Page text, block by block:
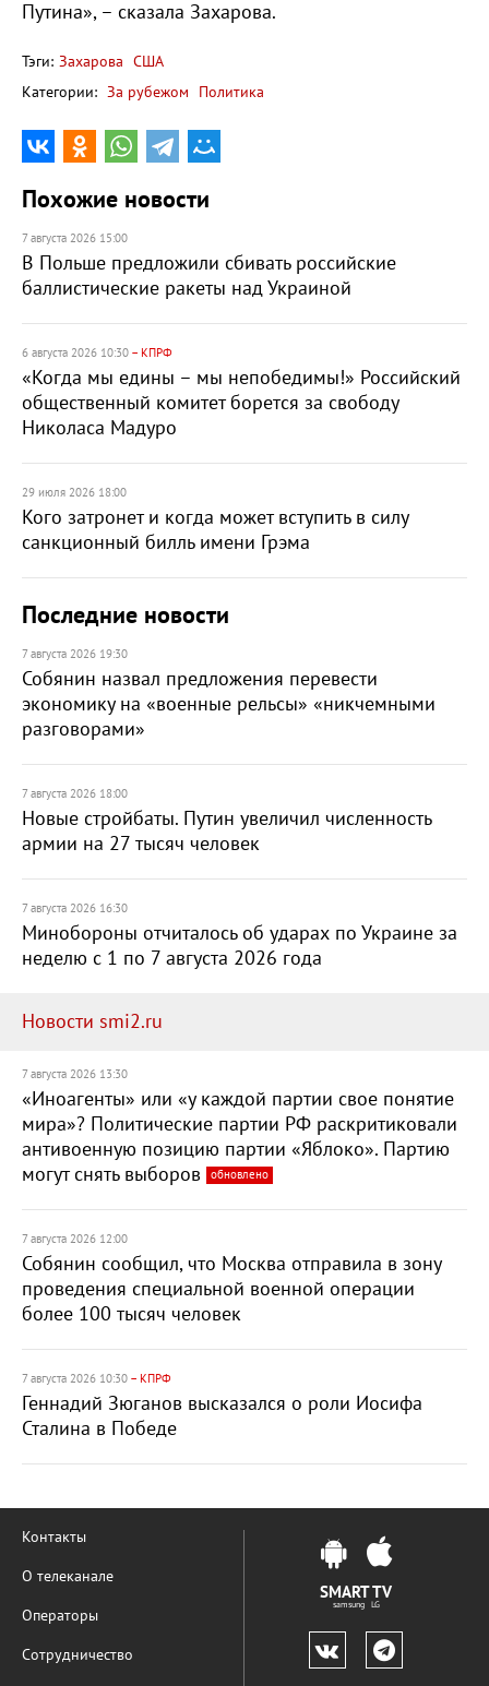
Путина», – сказала Захарова.
Тэги: Захарова США
Категории: За рубежом Политика
Похожие новости
7 августа 2026 15:00
В Польше предложили сбивать российские
баллистические ракеты над Украиной
6 августа 2026 10:30 – КПРФ
«Когда мы едины – мы непобедимы!» Российский
общественный комитет борется за свободу
Николаса Мадуро
29 июля 2026 18:00
Кого затронет и когда может вступить в силу
санкционный билль имени Грэма
Последние новости
7 августа 2026 19:30
Собянин назвал предложения перевести
экономику на «военные рельсы» «никчемными
разговорами»
7 августа 2026 18:00
Новые стройбаты. Путин увеличил численность
армии на 27 тысяч человек
7 августа 2026 16:30
Минобороны отчиталось об ударах по Украине за
неделю с 1 по 7 августа 2026 года
Новости smi2.ru
7 августа 2026 13:30
«Иноагенты» или «у каждой партии свое понятие
мира»? Политические партии РФ раскритиковали
антивоенную позицию партии «Яблоко». Партию
могут снять выборов
обновлено
7 августа 2026 12:00
Собянин сообщил, что Москва отправила в зону
проведения специальной военной операции
более 100 тысяч человек
7 августа 2026 10:30 – КПРФ
Геннадий Зюганов высказался о роли Иосифа
Сталина в Победе
Контакты
О телеканале
Операторы
Сотрудничество
SMART TV
samsung LG